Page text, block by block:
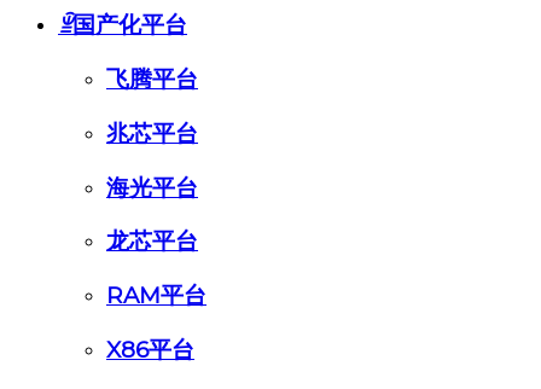
ꁇ国产化平台
飞腾平台
兆芯平台
海光平台
龙芯平台
RAM平台
X86平台